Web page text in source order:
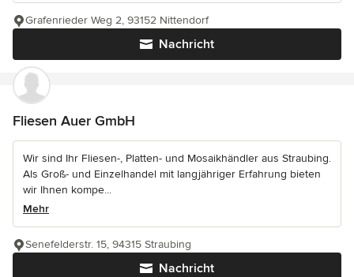
Nachricht
Grafenrieder Weg 2, 93152 Nittendorf
Fliesen Auer GmbH
Wir sind Ihr Fliesen-, Platten- und Mosaikhändler aus Straubing.
Als Groß- und Einzelhandel mit langjähriger Erfahrung bieten
wir Ihnen kompe...
Mehr
Nachricht
Senefelderstr. 15, 94315 Straubing